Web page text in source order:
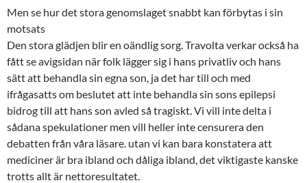
Men se hur det stora genomslaget snabbt kan förbytas i sin
motsats
Den stora glädjen blir en oändlig sorg. Travolta verkar också ha
fått se avigsidan när folk lägger sig i hans privatliv och hans
sätt att behandla sin egna son, ja det har till och med
ifrågasatts om beslutet att inte behandla sin sons epilepsi
bidrog till att hans son avled så tragiskt. Vi vill inte delta i
sådana spekulationer men vill heller inte censurera den
debatten från våra läsare. utan vi kan bara konstatera att
mediciner är bra ibland och dåliga ibland, det viktigaste kanske
trotts allt är nettoresultatet.